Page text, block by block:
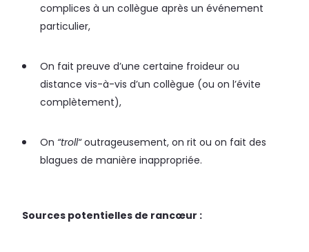
complices à un collègue après un événement
particulier,
On fait preuve d’une certaine froideur ou
distance vis-à-vis d’un collègue (ou on l’évite
complètement),
On “troll“outrageusement, on rit ou on fait des
blagues de manière inappropriée.
Sources potentielles de rancœur :